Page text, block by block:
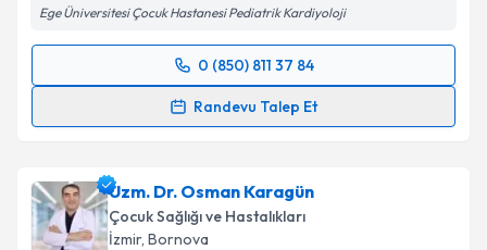
Ege Üniversitesi Çocuk Hastanesi Pediatrik Kardiyoloji
0 (850) 811 37 84
Randevu Talep Et
Randevu Takvimi Talebi
takvim hazırlandığında e-posta ile bilgilendireceğiz.
E-posta Adresiniz
Uzm. Dr. Osman Karagün
Çocuk Sağlığı ve Hastalıkları
İzmir, Bornova